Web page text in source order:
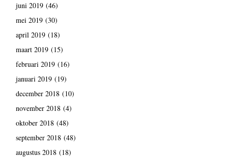
juni 2019(46)
mei 2019(30)
april 2019(18)
maart 2019(15)
februari 2019(16)
januari 2019(19)
december 2018(10)
november 2018(4)
oktober 2018(48)
september 2018(48)
augustus 2018(18)